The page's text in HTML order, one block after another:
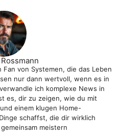
von Systemen, die das Leben
nur dann wertvoll, wenn es in
ich komplexe News in
es, dir zu zeigen, wie du mit
einem klugen Home-
schaffst, die dir wirklich
meistern